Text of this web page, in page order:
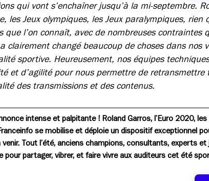
qui vont s’enchaîner jusqu’à la mi-septembre.
les Jeux olympiques, les Jeux paralympiques, rien
l’on connaît, avec de nombreuses contraintes
clairement changé beaucoup de choses dans nos
sportive. Heureusement, nos équipes
et d’agilité pour nous permettre de retransmettre
des transmissions et des contenus.
intense et palpitante ! Roland Garros, l’Euro 2020, les
se mobilise et déploie un dispositif exceptionnel
Tout l’été, anciens champions, consultants, experts et
pour partager, vibrer, et faire vivre aux auditeurs cet été